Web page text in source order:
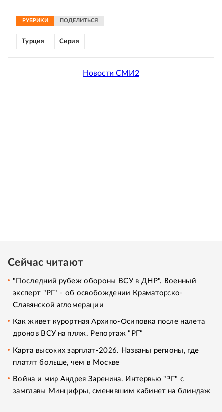
РУБРИКИ ПОДЕЛИТЬСЯ
Турция Сирия
Новости СМИ2
Сейчас читают
"Последний рубеж обороны ВСУ в ДНР". Военный
эксперт "РГ" - об освобождении Краматорско-
Славянской агломерации
Как живет курортная Архипо-Осиповка после налета
дронов ВСУ на пляж. Репортаж "РГ"
Карта высоких зарплат-2026. Названы регионы, где
платят больше, чем в Москве
Война и мир Андрея Заренина. Интервью "РГ" с
замглавы Минцифры, сменившим кабинет на блиндаж